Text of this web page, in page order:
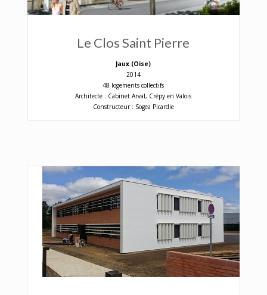
Le Clos Saint Pierre
Jaux (Oise)
2014
48 logements collectifs
Architecte : Cabinet Arval, Crépy en Valois
Constructeur : Sogea Picardie